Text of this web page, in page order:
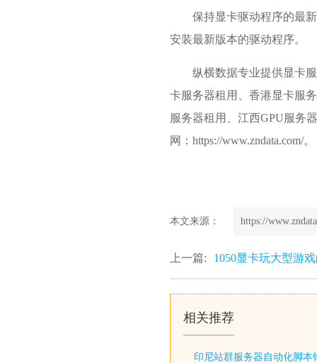
保持显卡驱动程序的最
安装最新版本的驱动程序。
纵横数据专业提供显卡
卡服务器租用、 香港显卡服
服务器租用、江西GPU服务
网：https://www.zndata.com/。
本文来源： https://
上一篇: 1050显卡玩大型游
相关推荐
印尼站群服务器自动化脚本